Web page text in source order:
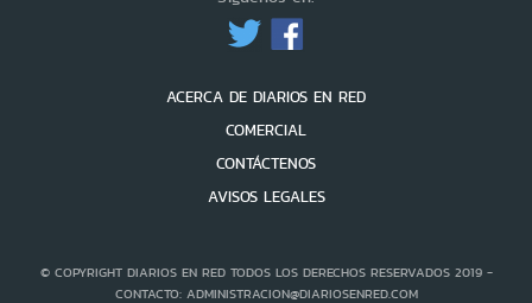
ACERCA DE DIARIOS EN RED
COMERCIAL
CONTÁCTENOS
AVISOS LEGALES
© COPYRIGHT DIARIOS EN RED TODOS LOS DERECHOS RESERVADOS 2019 -
CONTACTO: ADMINISTRACION@DIARIOSENRED.COM